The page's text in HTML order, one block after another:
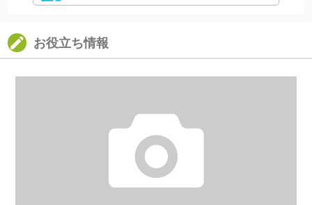
お役立ち情報